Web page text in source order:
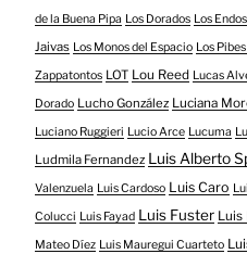
de la Buena Pipa Los Dorados Los Endos
Jaivas Los Monos del Espacio Los
Zappatontos LOT Lou Reed Lucas
Dorado Lucho González Luciana
Luciano Ruggieri Lucio Arce Lucuma
Ludmila Fernandez Luis Alberto
Valenzuela Luis Cardoso Luis Caro
Colucci Luis Fayad Luis Fuster Luis
Mateo Díez Luis Mauregui Cuarteto